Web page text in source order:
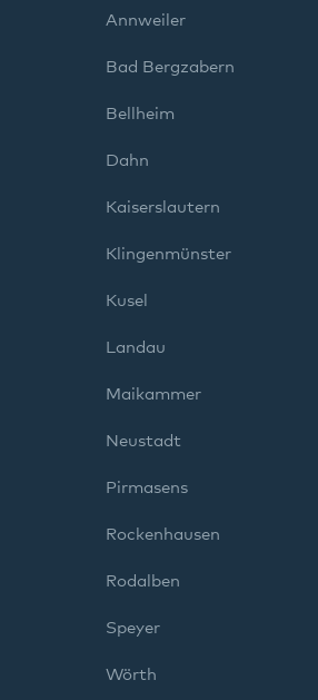
Annweiler
Bad Bergzabern
Bellheim
Dahn
Kaiserslautern
Klingenmünster
Kusel
Landau
Maikammer
Neustadt
Pirmasens
Rockenhausen
Rodalben
Speyer
Wörth